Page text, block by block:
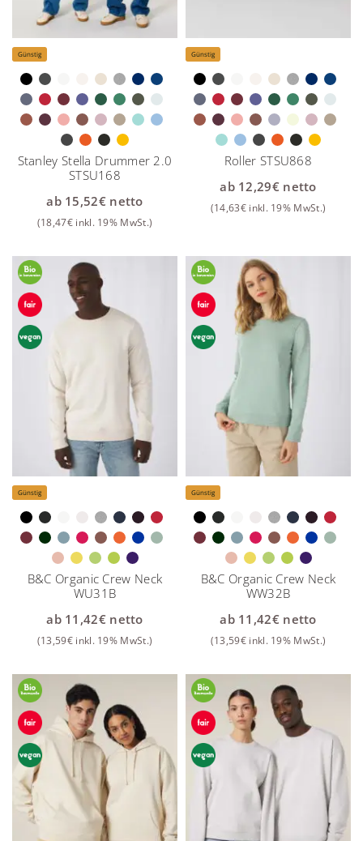
Günstig
Stanley Stella Drummer 2.0
STSU168
ab 15,52€netto
(18,47€ inkl. 19% MwSt.)
Günstig
Roller STSU868
ab 12,29€netto
(14,63€ inkl. 19% MwSt.)
Günstig
B&C Organic Crew Neck
WU31B
ab 11,42€netto
(13,59€ inkl. 19% MwSt.)
Günstig
B&C Organic Crew Neck
WW32B
ab 11,42€netto
(13,59€ inkl. 19% MwSt.)